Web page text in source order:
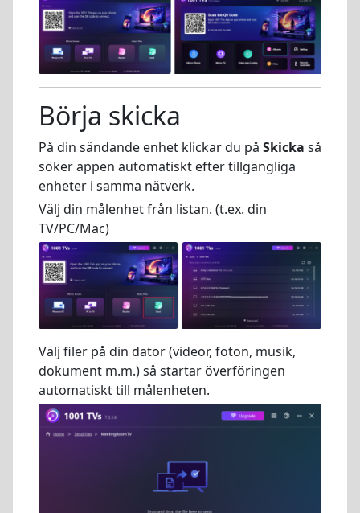
Börja skicka
På din sändande enhet klickar du på Skicka så
söker appen automatiskt efter tillgängliga
enheter i samma nätverk.
Välj din målenhet från listan. (t.ex. din
TV/PC/Mac)
Välj filer på din dator (videor, foton, musik,
dokument m.m.) så startar överföringen
automatiskt till målenheten.